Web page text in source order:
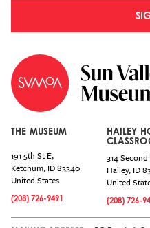
THE MUSEUM
191 5th St E,
Ketchum, ID83340
United States
(208) 726-9491
HAILEY
314
Hailey, ID
United
(208) 726-